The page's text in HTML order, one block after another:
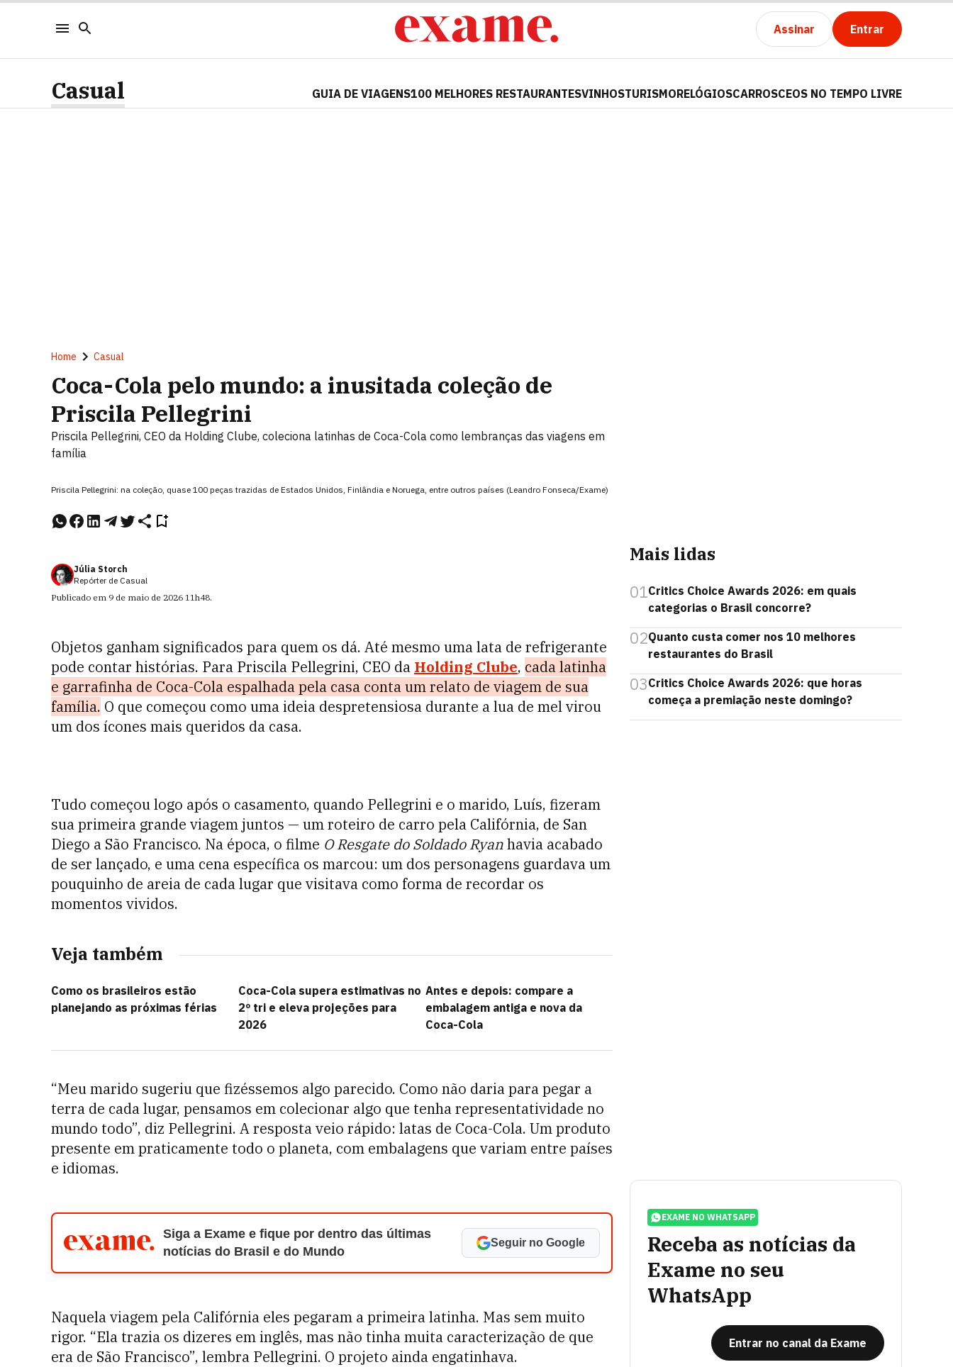
Assinar Entrar
Casual GUIA DE VIAGENS100 MELHORES RESTAURANTESVINHOSTURISMORELÓGIOSCARROSCEOS NO TEMPO LIVRE
Home Casual
Coca-Cola pelo mundo: a inusitada coleção de
Priscila Pellegrini
Priscila Pellegrini, CEO da Holding Clube, coleciona latinhas de Coca-Cola como lembranças das viagens em
família
Priscila Pellegrini: na coleção, quase 100 peças trazidas de Estados Unidos, Finlândia e Noruega, entre outros países (Leandro Fonseca/Exame)
Júlia Storch
Repórter de Casual
Publicado em 9 de maio de 2026 11h48.
Objetos ganham significados para quem os dá. Até mesmo uma lata de refrigerante
pode contar histórias. Para Priscila Pellegrini, CEO da Holding Clube, cada latinha
e garrafinha de Coca-Cola espalhada pela casa conta um relato de viagem de sua
família. O que começou como uma ideia despretensiosa durante a lua de mel virou
um dos ícones mais queridos da casa.
Tudo começou logo após o casamento, quando Pellegrini e o marido, Luís, fizeram
sua primeira grande viagem juntos — um roteiro de carro pela Califórnia, de San
Diego a São Francisco. Na época, o filme O Resgate do Soldado Ryanhavia acabado
de ser lançado, e uma cena específica os marcou: um dos personagens guardava um
pouquinho de areia de cada lugar que visitava como forma de recordar os
momentos vividos.
Veja também
Como os brasileiros estão
planejando as próximas férias
Coca-Cola supera estimativas no
2º tri e eleva projeções para
2026
Antes e depois: compare a
embalagem antiga e nova da
Coca-Cola
“Meu marido sugeriu que fizéssemos algo parecido. Como não daria para pegar a
terra de cada lugar, pensamos em colecionar algo que tenha representatividade no
mundo todo”, diz Pellegrini. A resposta veio rápido: latas de Coca-Cola. Um produto
presente em praticamente todo o planeta, com embalagens que variam entre países
e idiomas.
Siga a Exame e fique por dentro das últimas
notícias do Brasil e do Mundo
Seguir no Google
Naquela viagem pela Califórnia eles pegaram a primeira latinha. Mas sem muito
rigor. “Ela trazia os dizeres em inglês, mas não tinha muita caracterização de que
era de São Francisco”, lembra Pellegrini. O projeto ainda engatinhava.
Mais lidas
01Critics Choice Awards 2026: em quais
categorias o Brasil concorre?
02Quanto custa comer nos 10 melhores
restaurantes do Brasil
03Critics Choice Awards 2026: que horas
começa a premiação neste domingo?
EXAME NO WHATSAPP
Receba as notícias da
Exame no seu
WhatsApp
Entrar no canal da Exame